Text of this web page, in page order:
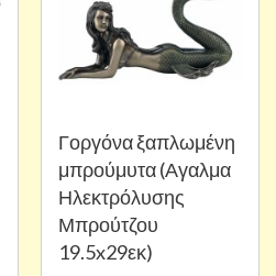
Γοργόνα ξαπλωμένη
μπρούμυτα (Αγαλμα
Ηλεκτρόλυσης
Μπρούτζου
19.5x29εκ)